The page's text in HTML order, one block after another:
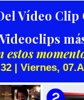
Vídeo Clip
Videoclips
estos
| Viernes,